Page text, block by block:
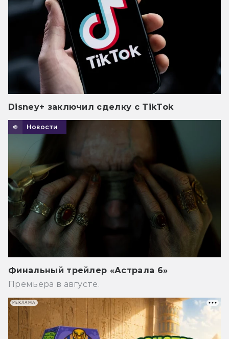
Disney+ заключил сделку с TikTok
Новости
Финальный трейлер «Астрала 6»
Премьера в августе.
РЕКЛАМА